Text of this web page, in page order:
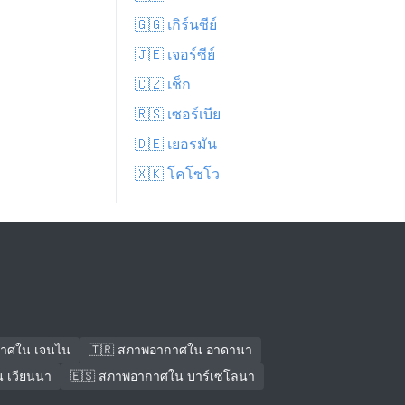
🇬🇬 เกิร์นซีย์
🇯🇪 เจอร์ซีย์
🇨🇿 เช็ก
🇷🇸 เซอร์เบีย
🇩🇪 เยอรมัน
🇽🇰 โคโซโว
ใน เจนไน
🇹🇷 สภาพอากาศใน อาดานา
วียนนา
🇪🇸 สภาพอากาศใน บาร์เซโลนา